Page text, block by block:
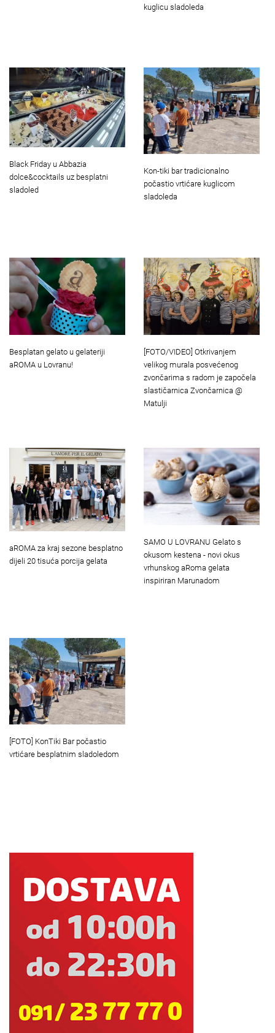
kuglicu sladoleda
Black Friday u Abbazia
dolce&cocktails uz besplatni
sladoled
Kon-tiki bar tradicionalno
počastio vrtićare kuglicom
sladoleda
Besplatan gelato u gelateriji
aROMA u Lovranu!
[FOTO/VIDEO] Otkrivanjem
velikog murala posvećenog
zvončarima s radom je započela
slastičarnica Zvončarnica @
Matulji
aROMA za kraj sezone besplatno
dijeli 20 tisuća porcija gelata
SAMO U LOVRANU Gelato s
okusom kestena - novi okus
vrhunskog aRoma gelata
inspiriran Marunadom
[FOTO] KonTiki Bar počastio
vrtićare besplatnim sladoledom